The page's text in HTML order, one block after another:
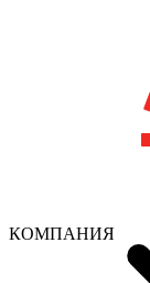
КОМПАНИЯ